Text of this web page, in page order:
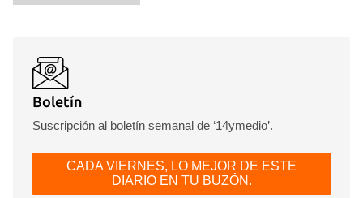
Boletín
Suscripción al boletín semanal de ‘14ymedio’.
CADA VIERNES, LO MEJOR DE ESTE
DIARIO EN TU BUZÓN.